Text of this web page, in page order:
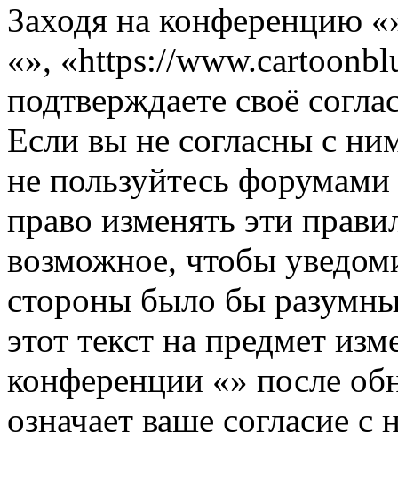
Заходя на конференцию
«», «https://
подтверждаете своё
Если вы не согласны с
не пользуйтесь
право изменять эти
возможное, чтобы
стороны было бы
этот текст на предмет
конференции «» после
означает ваше согласие с